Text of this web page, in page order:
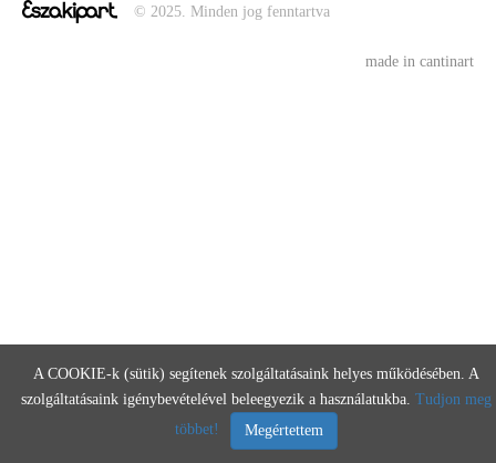
© 2025. Minden jog fenntartva
made in cantinart
A COOKIE-k (sütik) segítenek szolgáltatásaink helyes működésében. A
szolgáltatásaink igénybevételével beleegyezik a használatukba. Tudjon meg
többet!
Megértettem